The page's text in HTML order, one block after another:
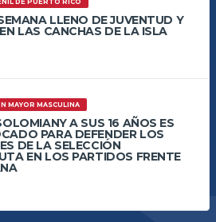
DE PUERTO RICO
LLENO DE JUVENTUD Y
LAS CANCHAS DE LA ISLA
MAYOR MASCULINA
A SUS 16 AÑOS ES
PARA DEFENDER LOS
DE LA SELECCIÓN
EN LOS PARTIDOS FRENTE